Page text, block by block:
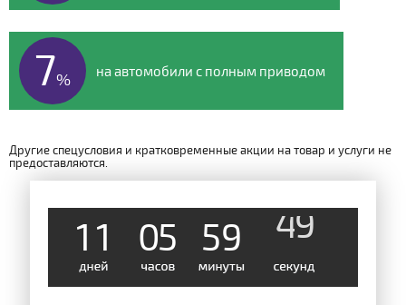
7% на автомобили с полным приводом
Другие спецусловия и кратковременные акции на товар и услуги не
предоставляются.
1 1 05 59 49